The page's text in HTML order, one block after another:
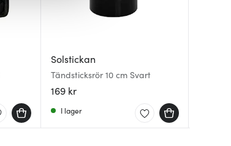
Solstickan
Tändsticksrör 10 cm Svart
169 kr
I lager